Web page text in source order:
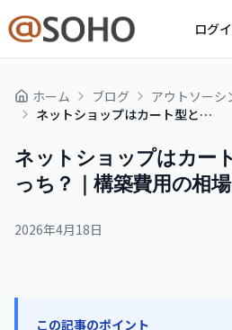
ログ
ホーム ブログ
アウトソーシ
ネットショップはカート型とモール型どっち？｜構築費用の相場と選び方を比較
ネットショップはカー
っち？｜構築費用の相
2026年4月18日
この記事のポイント